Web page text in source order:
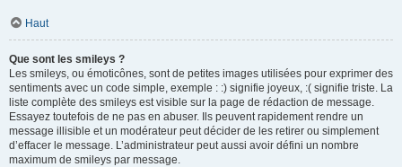
Haut
Que sont les smileys ?
Les smileys, ou émoticônes, sont de petites images utilisées pour exprimer des
sentiments avec un code simple, exemple : :) signifie joyeux, :( signifie triste. La
liste complète des smileys est visible sur la page de rédaction de message.
Essayez toutefois de ne pas en abuser. Ils peuvent rapidement rendre un
message illisible et un modérateur peut décider de les retirer ou simplement
d’effacer le message. L’administrateur peut aussi avoir défini un nombre
maximum de smileys par message.